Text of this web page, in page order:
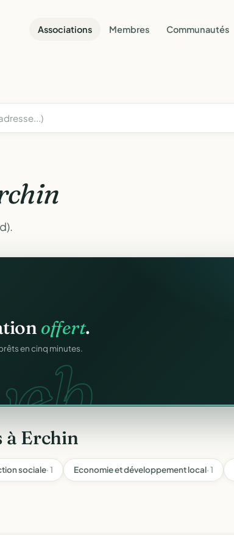
Associations Membres Communautés
gratuitement
au même endroit,
offert.
en cinq minutes.
à Erchin
sociale· 1 Economie et développement local· 1